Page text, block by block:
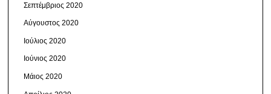
Σεπτέμβριος 2020
Αύγουστος 2020
Ιούλιος 2020
Ιούνιος 2020
Μάιος 2020